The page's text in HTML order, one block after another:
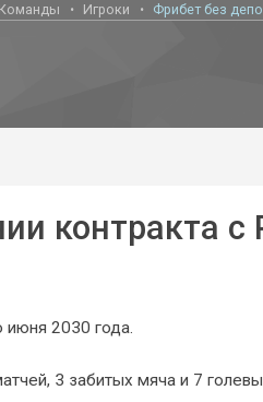
Команды Игроки Фрибет без
контракта
июня 2030 года.
3 забитых мяча и 7